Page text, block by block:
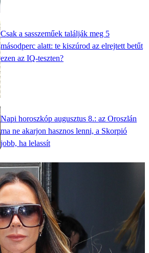
Csak a sasszeműek találják meg 5
másodperc alatt: te kiszúrod az elrejtett betűt
ezen az IQ-teszten?
Napi horoszkóp augusztus 8.: az Oroszlán
ma ne akarjon hasznos lenni, a Skorpió
jobb, ha lelassít